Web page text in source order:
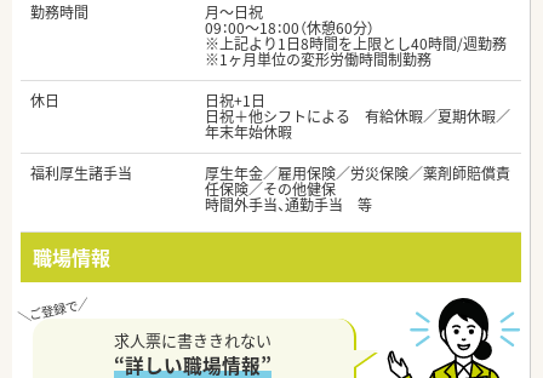
勤務時間
月～日祝
09：00～18：00（休憩60分）
※上記より1日8時間を上限とし40時間/週勤務
※1ヶ月単位の変形労働時間制勤務
休日
日祝+1日
日祝＋他シフトによる 有給休暇／夏期休暇／
年末年始休暇
福利厚生諸手当
厚生年金／雇用保険／労災保険／薬剤師賠償責
任保険／その他健保
時間外手当、通勤手当 等
職場情報
求人票に書ききれない
“詳しい職場情報”